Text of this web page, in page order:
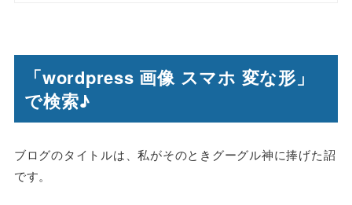
「wordpress 画像 スマホ 変な形」
で検索♪
ブログのタイトルは、私がそのときグーグル神に捧げた詔
です。